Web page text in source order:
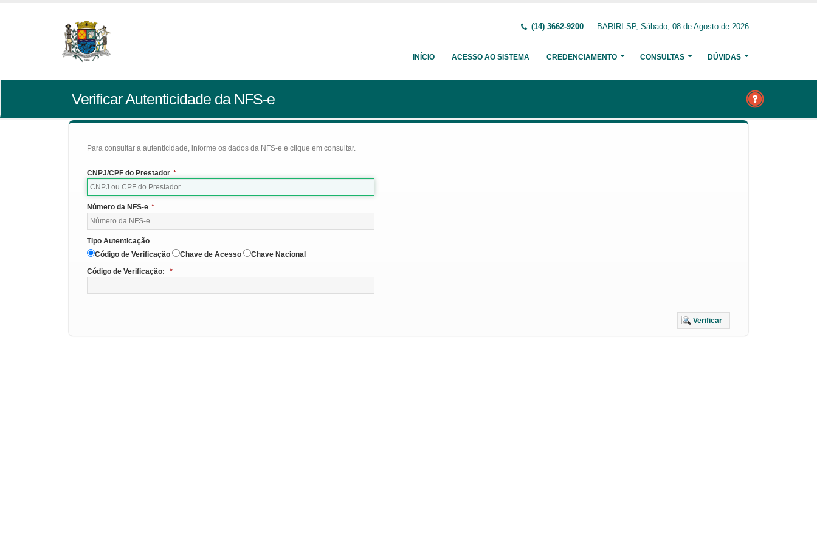
(14) 3662-9200 BARIRI-SP, Sábado, 08 de Agosto de 2026
INÍCIO ACESSO AO SISTEMA CREDENCIAMENTO CONSULTAS DÚVIDAS
Verificar Autenticidade da NFS-e
Para consultar a autenticidade, informe os dados da NFS-e e clique em consultar.
CNPJ/CPF do Prestador *
Número da NFS-e *
Tipo Autenticação
Código de Verificação
Chave de Acesso
Chave Nacional
Código de Verificação:
*
Verificar